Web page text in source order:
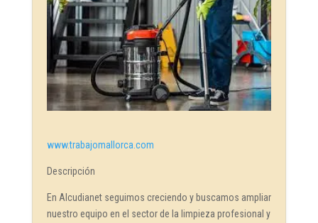
www.trabajomallorca.com
Descripción
En Alcudianet seguimos creciendo y buscamos ampliar
nuestro equipo en el sector de la limpieza profesional y